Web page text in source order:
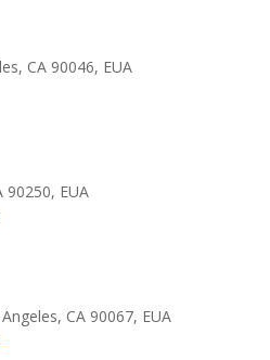
CA 90046, EUA
90250, EUA
CA 90067, EUA